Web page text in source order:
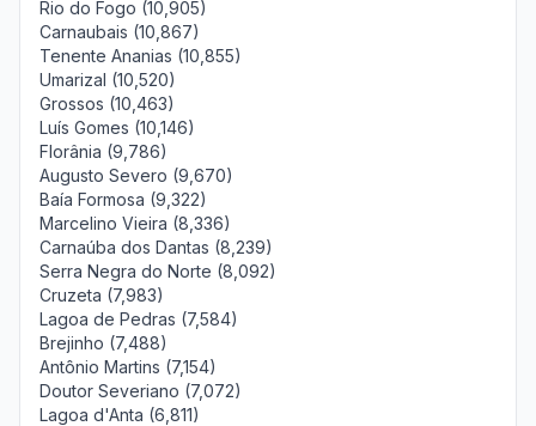
Rio do Fogo (10,905)
Carnaubais (10,867)
Tenente Ananias (10,855)
Umarizal (10,520)
Grossos (10,463)
Luís Gomes (10,146)
Florânia (9,786)
Augusto Severo (9,670)
Baía Formosa (9,322)
Marcelino Vieira (8,336)
Carnaúba dos Dantas (8,239)
Serra Negra do Norte (8,092)
Cruzeta (7,983)
Lagoa de Pedras (7,584)
Brejinho (7,488)
Antônio Martins (7,154)
Doutor Severiano (7,072)
Lagoa d'Anta (6,811)